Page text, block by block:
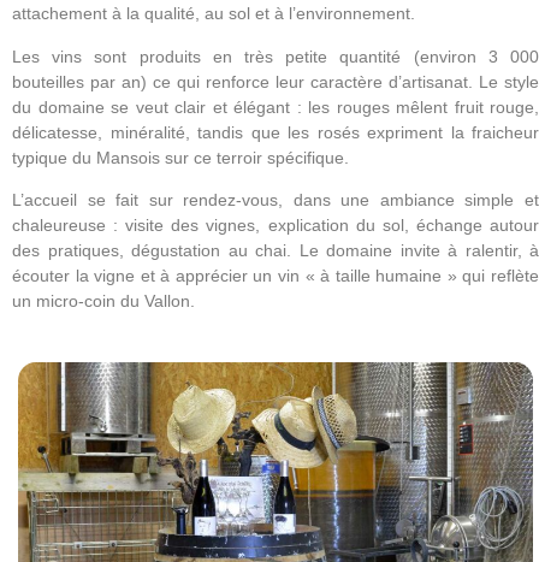
attachement à la qualité, au sol et à l’environnement.
Les vins sont produits en très petite quantité (environ 3 000
bouteilles par an) ce qui renforce leur caractère d’artisanat. Le style
du domaine se veut clair et élégant : les rouges mêlent fruit rouge,
délicatesse, minéralité, tandis que les rosés expriment la fraicheur
typique du Mansois sur ce terroir spécifique.
L’accueil se fait sur rendez-vous, dans une ambiance simple et
chaleureuse : visite des vignes, explication du sol, échange autour
des pratiques, dégustation au chai. Le domaine invite à ralentir, à
écouter la vigne et à apprécier un vin « à taille humaine » qui reflète
un micro-coin du Vallon.